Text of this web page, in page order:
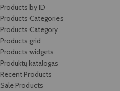
Products by ID
Products Categories
Products Category
Products grid
Products widgets
Produktų katalogas
Recent Products
Sale Products